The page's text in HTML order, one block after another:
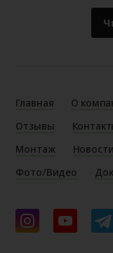
Главная О
Отзывы
Монтаж
Фото/Видео